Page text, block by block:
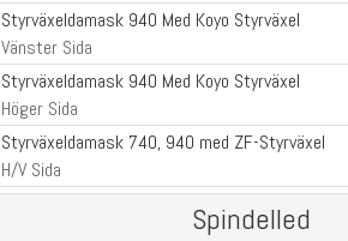
Styrväxeldamask 940 Med Koyo Styrväxel
Vänster Sida
Styrväxeldamask 940 Med Koyo Styrväxel
Höger Sida
Styrväxeldamask 740, 940 med ZF-Styrväxel
H/V Sida
Spindelled